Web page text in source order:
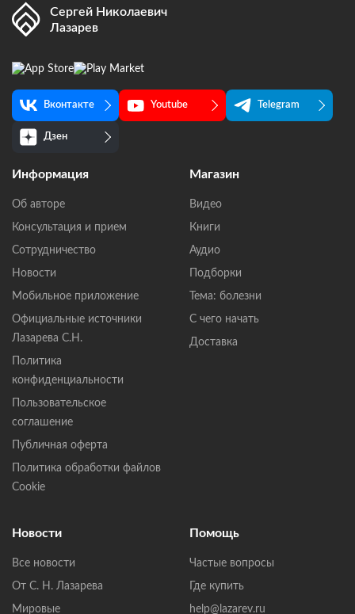
Сергей Николаевич
Лазарев
Вконтакте Youtube Telegram
Дзен
Информация
Об авторе
Консультация и прием
Сотрудничество
Новости
Мобильное приложение
Официальные источники
Лазарева С.Н.
Политика
конфиденциальности
Пользовательское
соглашение
Публичная оферта
Политика обработки файлов
Cookie
Магазин
Видео
Книги
Аудио
Подборки
Тема: болезни
С чего начать
Доставка
Новости
Все новости
От С. Н. Лазарева
Мировые
Помощь
Частые вопросы
Где купить
help@lazarev.ru